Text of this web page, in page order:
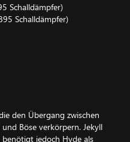
Schalldämpfer)
Schalldämpfer)
den Übergang zwischen
Böse verkörpern. Jekyll
jedoch Hyde als